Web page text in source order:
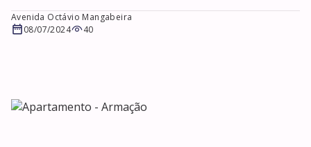
Avenida Octávio Mangabeira
08/07/2024
40